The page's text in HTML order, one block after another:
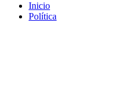
Inicio
Política